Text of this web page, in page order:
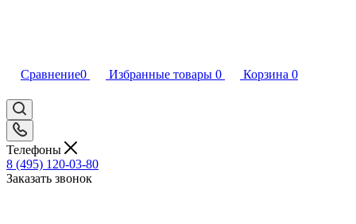
Сравнение0 Избранные товары 0 Корзина 0
Телефоны
8 (495) 120-03-80
Заказать звонок